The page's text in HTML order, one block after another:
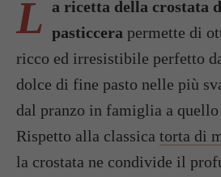
L a ricetta della crostata
pasticcera permette di
ricco ed irresistibile perfetto
dolce di fine pasto nelle più
dal pranzo in famiglia a
Rispetto alla classica torta di
la crostata ne condivide il